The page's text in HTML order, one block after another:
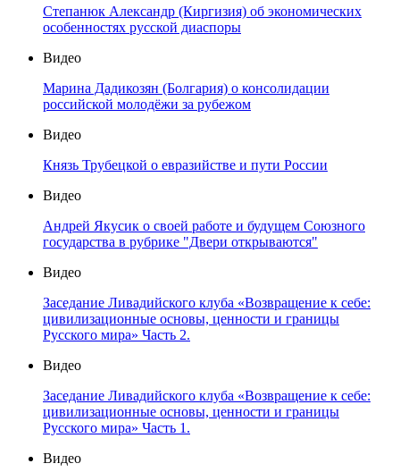
Степанюк Александр (Киргизия) об экономических
особенностях русской диаспоры
Видео
Марина Дадикозян (Болгария) о консолидации
российской молодёжи за рубежом
Видео
Князь Трубецкой о евразийстве и пути России
Видео
Андрей Якусик о своей работе и будущем Союзного
государства в рубрике "Двери открываются"
Видео
Заседание Ливадийского клуба «Возвращение к себе:
цивилизационные основы, ценности и границы
Русского мира» Часть 2.
Видео
Заседание Ливадийского клуба «Возвращение к себе:
цивилизационные основы, ценности и границы
Русского мира» Часть 1.
Видео